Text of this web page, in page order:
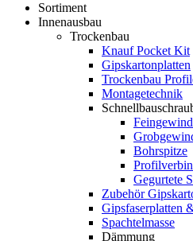
Sortiment
Innenausbau
Trockenbau
Knauf Pocket Kit
Gipskartonplatten
Trockenbau
Montagetechnik
Bohrspitze
Gegurtete
Zubehör
Gipsfaserplatten
Spachtelmasse
Dämmung